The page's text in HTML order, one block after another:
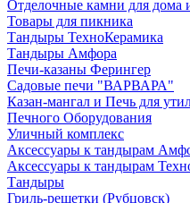
Отделочные камни для дома
Товары для пикника
Тандыры ТехноКерамика
Тандыры Амфора
Печи-казаны Ферингер
Садовые печи "ВАРВАРА"
Казан-мангал и Печь для
Печного Оборудования
Уличный комплекс
Аксессуары к тандырам
Аксессуары к тандырам
Тандыры
Гриль-решетки (Рубцовск)